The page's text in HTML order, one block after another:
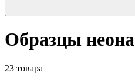
Образцы неона
23 товара